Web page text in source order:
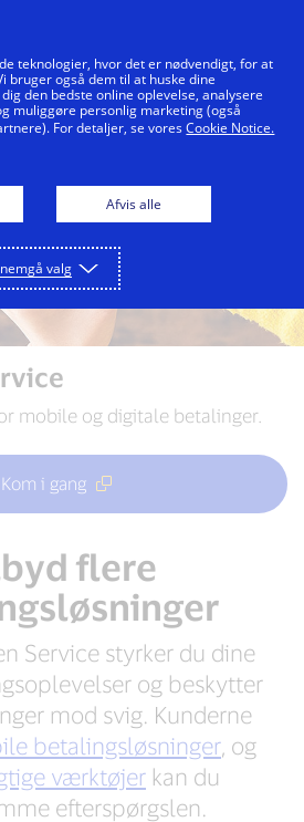
mobile og digitale betalinger.
Kom i gang
flere
Service styrker du dine
og beskytter
mod svig. Kunderne
betalingsløsninger, og
værktøjer kan du
efterspørgslen.
teknologier, hvor det er nødvendigt, for at
bruger også dem til at huske dine
den bedste online oplevelse, analysere
muliggøre personlig marketing (også
For detaljer, se voresCookie Notice.
Afvis alle
valg